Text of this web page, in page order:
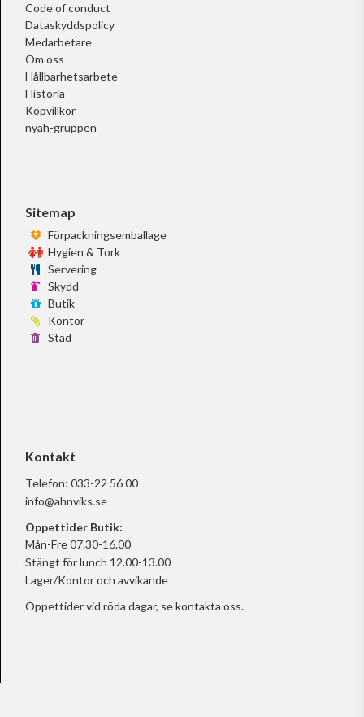
Code of conduct
Dataskyddspolicy
Medarbetare
Om oss
Hållbarhetsarbete
Historia
Köpvillkor
nyah-gruppen
Sitemap
Förpackningsemballage
Hygien & Tork
Servering
Skydd
Butik
Kontor
Städ
Kontakt
Telefon: 033-22 56 00
info@ahnviks.se
Öppettider Butik:
Mån-Fre 07.30-16.00
Stängt för lunch 12.00-13.00
Lager/Kontor och avvikande
Öppettider vid röda dagar, sekontakta oss.